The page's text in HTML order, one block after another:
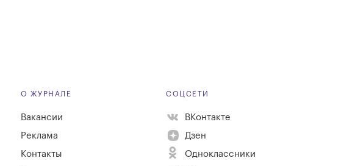
О ЖУРНАЛЕ
Вакансии
Реклама
Контакты
СОЦСЕТИ
ВКонтакте
Дзен
Одноклассники